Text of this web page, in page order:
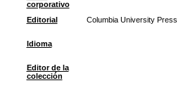
corporativo
Editorial
Columbia University Press
Idioma
Editor de la
colección